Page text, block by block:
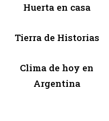
Huerta en casa
Tierra de Historias
Clima de hoy en
Argentina